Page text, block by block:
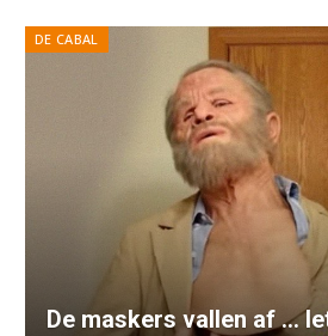
DE CABAL
De maskers vallen af …